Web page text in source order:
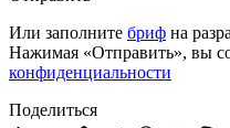
Или заполните бриф на
Нажимая «Отправить», вы
конфиденциальности
Поделиться